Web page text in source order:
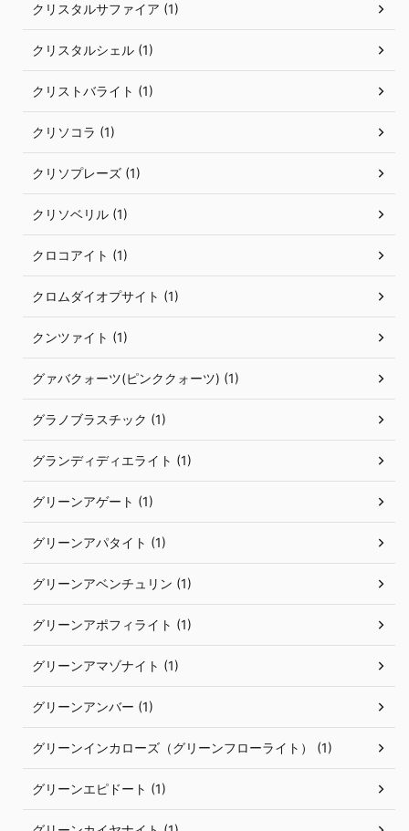
クリスタルサファイア (1)
クリスタルシェル (1)
クリストバライト (1)
クリソコラ (1)
クリソプレーズ (1)
クリソベリル (1)
クロコアイト (1)
クロムダイオプサイト (1)
クンツァイト (1)
グァバクォーツ(ピンククォーツ) (1)
グラノブラスチック (1)
グランディディエライト (1)
グリーンアゲート (1)
グリーンアパタイト (1)
グリーンアベンチュリン (1)
グリーンアポフィライト (1)
グリーンアマゾナイト (1)
グリーンアンバー (1)
グリーンインカローズ（グリーンフローライト） (1)
グリーンエピドート (1)